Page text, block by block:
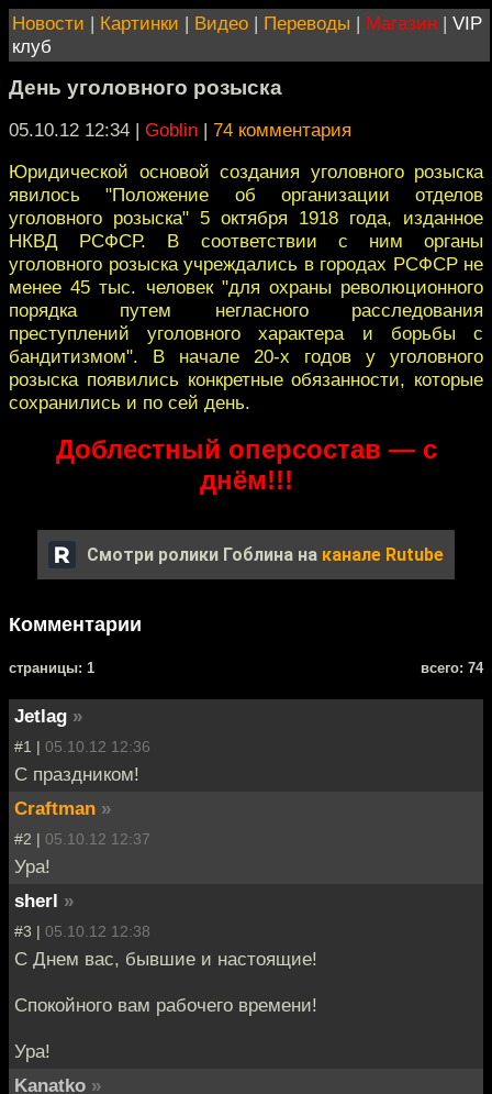
Новости | Картинки | Видео | Переводы | Магазин | VIP
клуб
День уголовного розыска
05.10.12 12:34 | Goblin | 74 комментария
Юридической основой создания уголовного розыска
явилось "Положение об организации отделов
уголовного розыска" 5 октября 1918 года, изданное
НКВД РСФСР. В соответствии с ним органы
уголовного розыска учреждались в городах РСФСР не
менее 45 тыс. человек "для охраны революционного
порядка путем негласного расследования
преступлений уголовного характера и борьбы с
бандитизмом". В начале 20-х годов у уголовного
розыска появились конкретные обязанности, которые
сохранились и по сей день.
Доблестный оперсостав — с
днём!!!
Смотри ролики Гоблина на канале Rutube
Комментарии
cтраницы: 1 всего: 74
Jetlag »
#1 | 05.10.12 12:36
С праздником!
Craftman »
#2 | 05.10.12 12:37
Ура!
sherl »
#3 | 05.10.12 12:38
С Днем вас, бывшие и настоящие!
Спокойного вам рабочего времени!
Ура!
Kanatko »